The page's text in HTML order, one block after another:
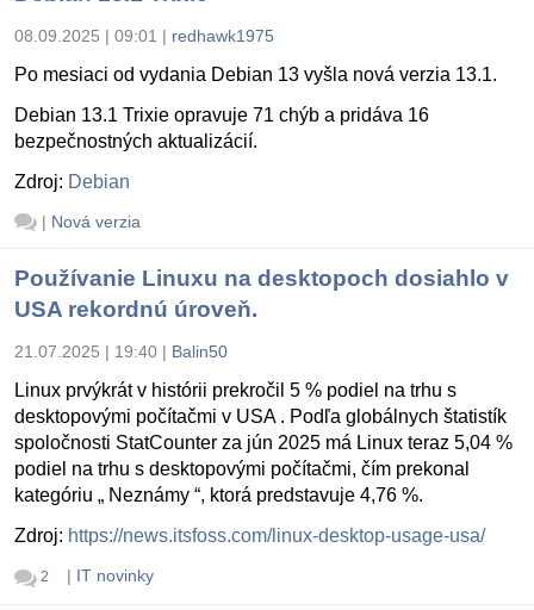
08.09.2025 | 09:01 | redhawk1975
Po mesiaci od vydania Debian 13 vyšla nová verzia 13.1.
Debian 13.1 Trixie opravuje 71 chýb a pridáva 16
bezpečnostných aktualizácií.
Zdroj: Debian
| Nová verzia
Používanie Linuxu na desktopoch dosiahlo v
USA rekordnú úroveň.
21.07.2025 | 19:40 | Balin50
Linux prvýkrát v histórii prekročil 5 % podiel na trhu s
desktopovými počítačmi v USA . Podľa globálnych štatistík
spoločnosti StatCounter za jún 2025 má Linux teraz 5,04 %
podiel na trhu s desktopovými počítačmi, čím prekonal
kategóriu „ Neznámy “, ktorá predstavuje 4,76 %.
Zdroj: https://news.itsfoss.com/linux-desktop-usage-usa/
2 | IT novinky